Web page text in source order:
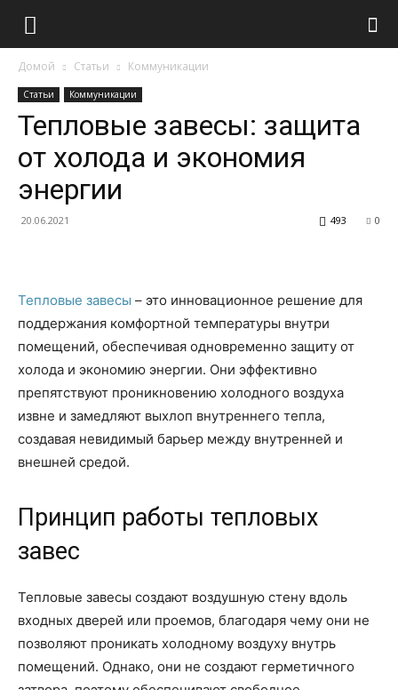
Домой Статьи Коммуникации
Статьи Коммуникации
Тепловые завесы: защита
от холода и экономия
энергии
20.06.2021 0
493
Тепловые завесы – это инновационное решение для
поддержания комфортной температуры внутри
помещений, обеспечивая одновременно защиту от
холода и экономию энергии. Они эффективно
препятствуют проникновению холодного воздуха
извне и замедляют выхлоп внутреннего тепла,
создавая невидимый барьер между внутренней и
внешней средой.
Принцип работы тепловых
завес
Тепловые завесы создают воздушную стену вдоль
входных дверей или проемов, благодаря чему они не
позволяют проникать холодному воздуху внутрь
помещений. Однако, они не создают герметичного